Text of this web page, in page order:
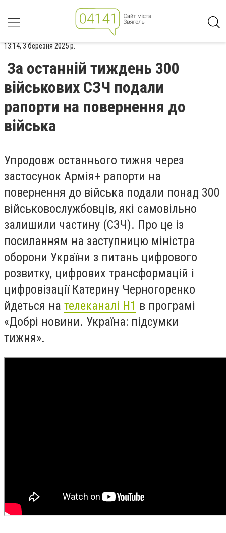
13:14, 3 березня 2025 р.
За останній тиждень 300
військових СЗЧ подали
рапорти на повернення до
війська
Упродовж останнього тижня через
застосунок Армія+ рапорти на
повернення до війська подали понад 300
військовослужбовців, які самовільно
залишили частину (СЗЧ). Про це із
посиланням на заступницю міністра
оборони України з питань цифрового
розвитку, цифрових трансформацій і
цифровізації Катерину Черногоренко
йдеться на телеканалі Н1 в програмі
«Добрі новини. Україна: підсумки
тижня».